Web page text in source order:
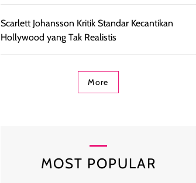
Scarlett Johansson Kritik Standar Kecantikan
Hollywood yang Tak Realistis
More
MOST POPULAR